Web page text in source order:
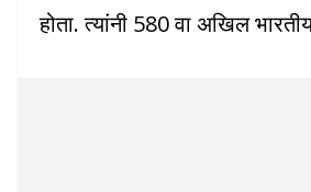
होता. त्यांनी 580 वा अखिल